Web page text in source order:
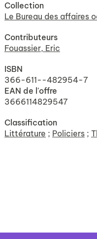
Collection
Le Bureau des affaires
Contributeurs
Fouassier, Eric
ISBN
366-611--482954-7
EAN de l'offre
3666114829547
Classification
Littérature ; Policiers ;